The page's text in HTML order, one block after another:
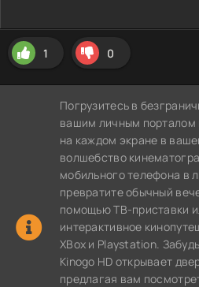
1 0
Погрузитесь в
вашим личным порталом
на каждом экране в
волшебство
мобильного телефона в
превратите обычный
помощью ТВ-приставки
интерактивное
XBox и Playstation.
Kinogo HD открывает
предлагая вам